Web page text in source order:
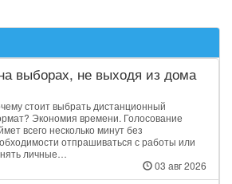
выборах, не выходя из дома
стоит выбрать дистанционный
Экономия времени. Голосование
всего несколько минут без
отпрашиваться с работы или
личные…
03 авг 2026